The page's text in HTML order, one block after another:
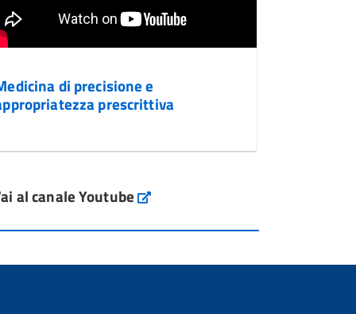
di precisione e
prescrittiva
al canale Youtube